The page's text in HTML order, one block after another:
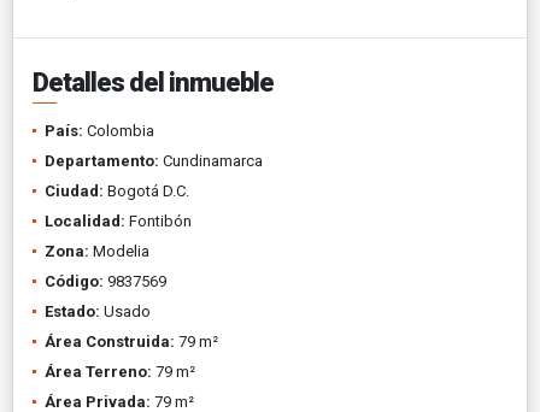
Detalles del inmueble
País: Colombia
Departamento: Cundinamarca
Ciudad: Bogotá D.C.
Localidad: Fontibón
Zona: Modelia
Código: 9837569
Estado: Usado
Área Construida: 79 m²
Área Terreno: 79 m²
Área Privada: 79 m²